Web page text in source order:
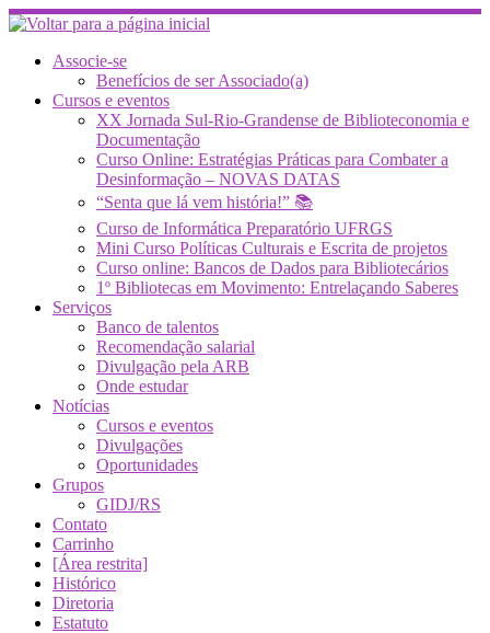
Skip
to
contentAssocie-se
Benefícios de ser Associado(a)
Cursos e eventos
XX Jornada Sul-Rio-Grandense de Biblioteconomia e
Documentação
Curso Online: Estratégias Práticas para Combater a
Desinformação – NOVAS DATAS
“Senta que lá vem história!” 📚
Curso de Informática Preparatório UFRGS
Mini Curso Políticas Culturais e Escrita de projetos
Curso online: Bancos de Dados para Bibliotecários
1º Bibliotecas em Movimento: Entrelaçando Saberes
Serviços
Banco de talentos
Recomendação salarial
Divulgação pela ARB
Onde estudar
Notícias
Cursos e eventos
Divulgações
Oportunidades
Grupos
GIDJ/RS
Contato
Carrinho
[Área restrita]
Histórico
Diretoria
Estatuto